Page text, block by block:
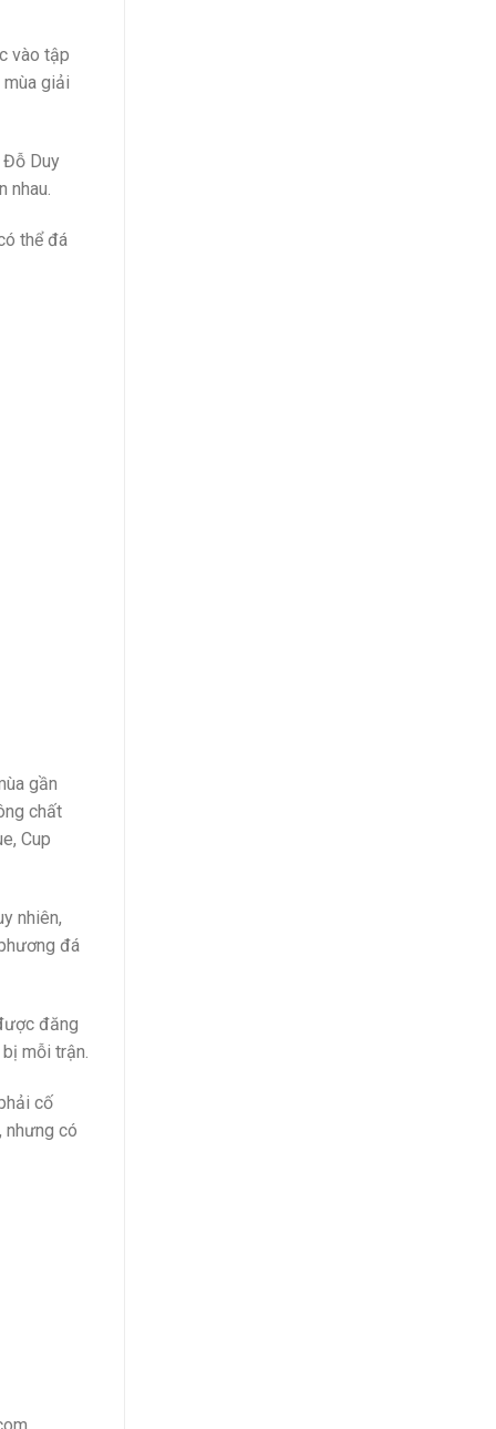
vào tập
giải
Đỗ Duy
nhau.
thể đá
gần
chất
Cup
nhiên,
đá
đăng
mỗi trận.
cố
nhưng có